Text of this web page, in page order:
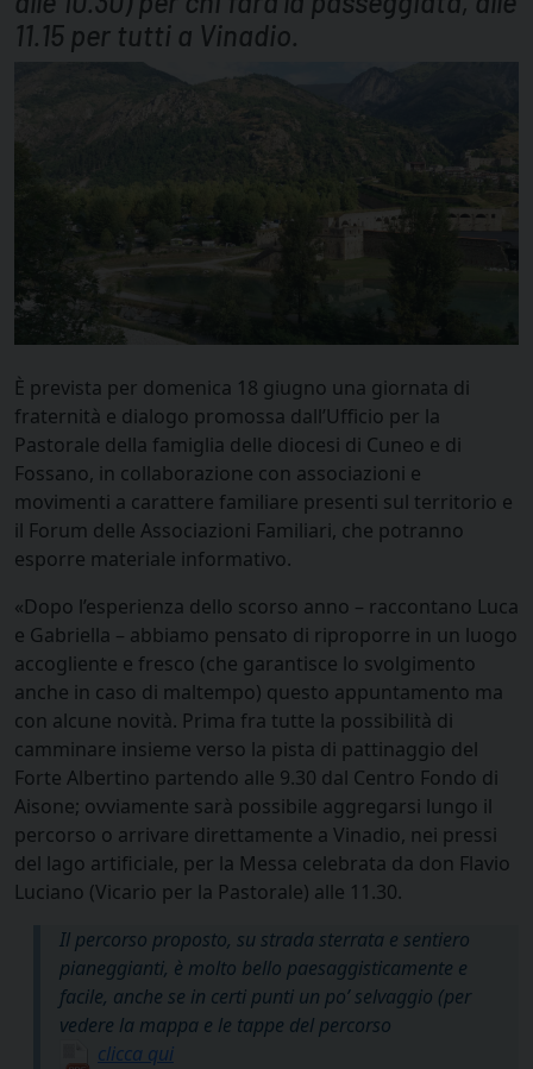
11.15 per tutti a Vinadio.
È prevista per domenica 18 giugno una giornata di
fraternità e dialogo promossa dall’Ufficio per la
Pastorale della famiglia delle diocesi di Cuneo e di
Fossano, in collaborazione con associazioni e
movimenti a carattere familiare presenti sul territorio e
il Forum delle Associazioni Familiari, che potranno
esporre materiale informativo.
«Dopo l’esperienza dello scorso anno – raccontano Luca
e Gabriella – abbiamo pensato di riproporre in un luogo
accogliente e fresco (che garantisce lo svolgimento
anche in caso di maltempo) questo appuntamento ma
con alcune novità. Prima fra tutte la possibilità di
camminare insieme verso la pista di pattinaggio del
Forte Albertino partendo alle 9.30 dal Centro Fondo di
Aisone; ovviamente sarà possibile aggregarsi lungo il
percorso o arrivare direttamente a Vinadio, nei pressi
del lago artificiale, per la Messa celebrata da don Flavio
Luciano (Vicario per la Pastorale) alle 11.30.
Il percorso proposto, su strada sterrata e sentiero
pianeggianti, è molto bello paesaggisticamente e
facile, anche se in certi punti un po’ selvaggio (per
vedere la mappa e le tappe del percorso
clicca qui